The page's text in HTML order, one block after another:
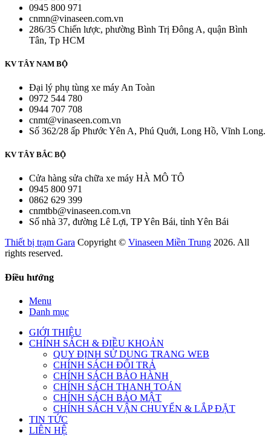
0945 800 971
cnmn@vinaseen.com.vn
286/35 Chiến lược, phường Bình Trị Đông A, quận Bình
Tân, Tp HCM
KV TÂY NAM BỘ
Đại lý phụ tùng xe máy An Toàn
0972 544 780
0944 707 708
cnmt@vinaseen.com.vn
Số 362/28 ấp Phước Yên A, Phú Quới, Long Hồ, Vĩnh Long.
KV TÂY BẮC BỘ
Cửa hàng sửa chữa xe máy HÀ MÔ TÔ
0945 800 971
0862 629 399
cnmtbb@vinaseen.com.vn
Số nhà 37, đường Lê Lợi, TP Yên Bái, tỉnh Yên Bái
Thiết bị trạm Gara Copyright © Vinaseen Miền Trung 2026. All
rights reserved.
Điều hướng
Menu
Danh mục
GIỚI THIỆU
CHÍNH SÁCH & ĐIỀU KHOẢN
QUY ĐỊNH SỬ DỤNG TRANG WEB
CHÍNH SÁCH ĐỔI TRẢ
CHÍNH SÁCH BẢO HÀNH
CHÍNH SÁCH THANH TOÁN
CHÍNH SÁCH BẢO MẬT
CHÍNH SÁCH VẬN CHUYỂN & LẮP ĐẶT
TIN TỨC
LIÊN HỆ